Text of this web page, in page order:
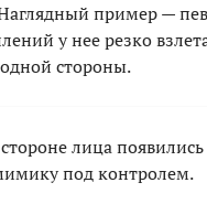
пример —
у нее резко
стороны.
лица
под контролем.